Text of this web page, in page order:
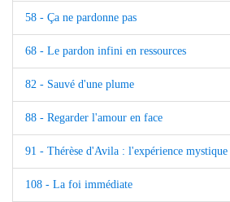
58 - Ça ne pardonne pas
68 - Le pardon infini en ressources
82 - Sauvé d'une plume
88 - Regarder l'amour en face
91 - Thérèse d'Avila : l'expérience mystique
108 - La foi immédiate